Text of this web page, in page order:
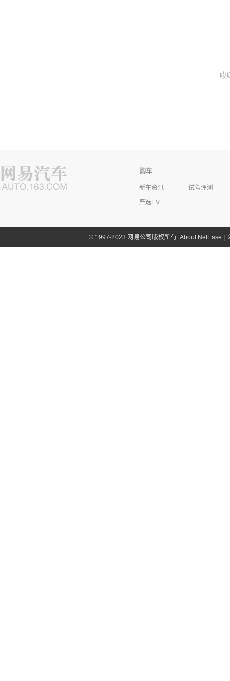
哎
购车
新车资讯
试驾评测
严选EV
©1997-2023 网易公司版权所有 About NetEase